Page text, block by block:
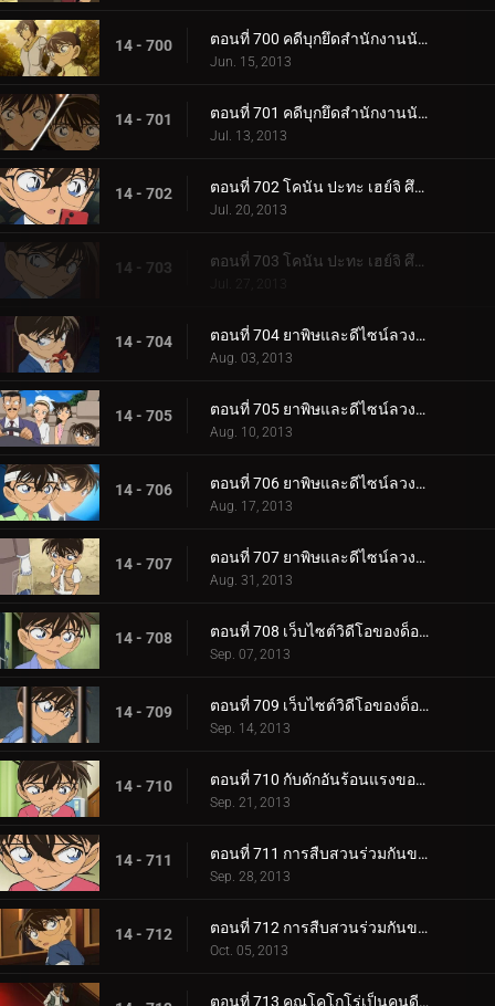
14 - 700 ตอนที่ 700 คดีบุกยึดสำนักงานนักสืบ (ตอน 2)
Jun. 15, 2013
14 - 701 ตอนที่ 701 คดีบุกยึดสำนักงานนักสืบ (ตอน 3)
Jul. 13, 2013
14 - 702 ตอนที่ 702 โคนัน ปะทะ เฮย์จิ ศึกดวลสองนักสืบตะวันออกตะวันตก (ตอนพิเศษ 1) ยอดนักสืบจิ๋วโคนัน เดอะซี.
Jul. 20, 2013
14 - 703 ตอนที่ 703 โคนัน ปะทะ เฮย์จิ ศึกดวลสองนักสืบตะวันออกตะวันตก (ตอนพิเศษ 2) ยอดนักสืบจิ๋วโคนัน เดอะซี.
Jul. 27, 2013
14 - 704 ตอนที่ 704 ยาพิษและดีไซน์ลวงตา (ตอน 1)
Aug. 03, 2013
14 - 705 ตอนที่ 705 ยาพิษและดีไซน์ลวงตา (ตอน 2)
Aug. 10, 2013
14 - 706 ตอนที่ 706 ยาพิษและดีไซน์ลวงตา (ตอน 3)
Aug. 17, 2013
14 - 707 ตอนที่ 707 ยาพิษและดีไซน์ลวงตา (ตอน 4)
Aug. 31, 2013
14 - 708 ตอนที่ 708 เว็บไซต์วิดีโอของด็อกเตอร์ (ตอน 1)
Sep. 07, 2013
14 - 709 ตอนที่ 709 เว็บไซต์วิดีโอของด็อกเตอร์ (ตอน 2)
Sep. 14, 2013
14 - 710 ตอนที่ 710 กับดักอันร้อนแรงของช็อกโกล่า
Sep. 21, 2013
14 - 711 ตอนที่ 711 การสืบสวนร่วมกันของรักครั้งแรก (ตอน 1)
Sep. 28, 2013
14 - 712 ตอนที่ 712 การสืบสวนร่วมกันของรักครั้งแรก (ตอน 2)
Oct. 05, 2013
ตอนที่ 713 คุณโคโกโร่เป็นคนดี (ตอน 1)